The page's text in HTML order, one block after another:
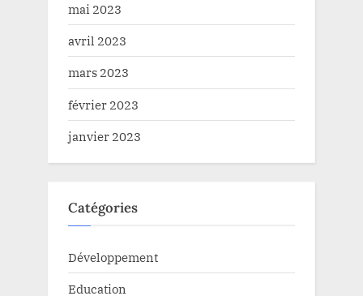
mai 2023
avril 2023
mars 2023
février 2023
janvier 2023
Catégories
Développement
Education